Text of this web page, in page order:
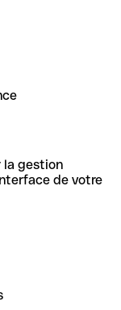
la gestion
de votre